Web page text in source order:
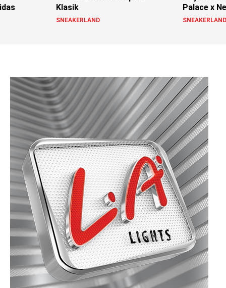
Klasik
SNEAKERLAND
Palace x
SNEAKERLAND